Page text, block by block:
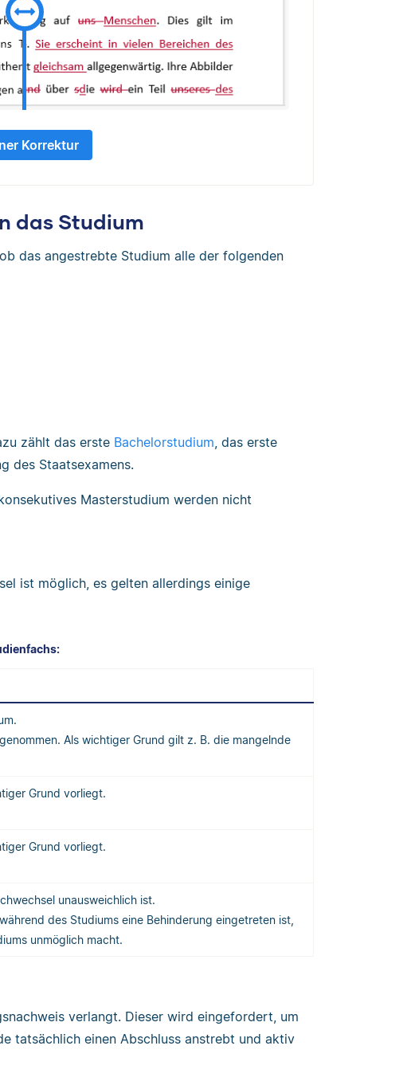
Korrektur
das Studium
das angestrebte Studium alle der folgenden
zählt das erste Bachelorstudium , das erste
des Staatsexamens.
Masterstudium werden nicht
ist möglich, es gelten allerdings einige
Als wichtiger Grund gilt z. B. die mangelnde
Grund vorliegt.
Grund vorliegt.
unausweichlich ist.
des Studiums eine Behinderung eingetreten ist,
unmöglich macht.
verlangt. Dieser wird eingefordert, um
tatsächlich einen Abschluss anstrebt und aktiv